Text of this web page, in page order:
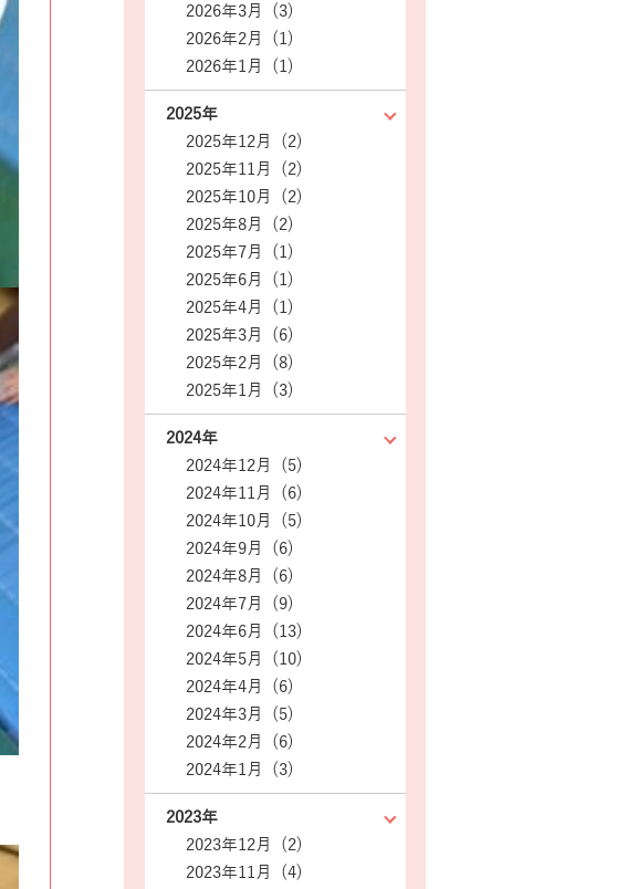
2026年3月 (3)
2026年2月 (1)
2026年1月 (1)
2025年
2025年12月 (2)
2025年11月 (2)
2025年10月 (2)
2025年8月 (2)
2025年7月 (1)
2025年6月 (1)
2025年4月 (1)
2025年3月 (6)
2025年2月 (8)
2025年1月 (3)
2024年
2024年12月 (5)
2024年11月 (6)
2024年10月 (5)
2024年9月 (6)
2024年8月 (6)
2024年7月 (9)
2024年6月 (13)
2024年5月 (10)
2024年4月 (6)
2024年3月 (5)
2024年2月 (6)
2024年1月 (3)
2023年
2023年12月 (2)
2023年11月 (4)